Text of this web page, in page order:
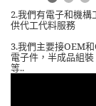
2.我們有電子和機構
供代工代料服務
3.我們主要接OEM和
電子件，半成品組
等..